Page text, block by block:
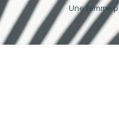
Une femme